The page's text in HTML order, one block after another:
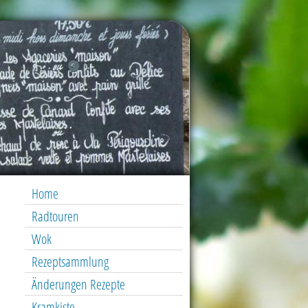
Home
Radtouren
Wok
Rezeptsammlung
Änderungen Rezepte